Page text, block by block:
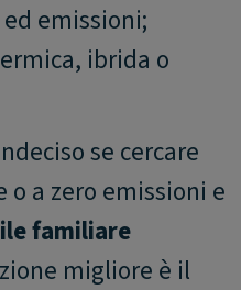
emissioni;
ibrida o
se cercare
o a zero emissioni e
familiare
migliore è il